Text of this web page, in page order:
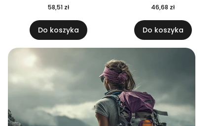
58,51 zł
Do koszyka
46,68 zł
Do koszyka